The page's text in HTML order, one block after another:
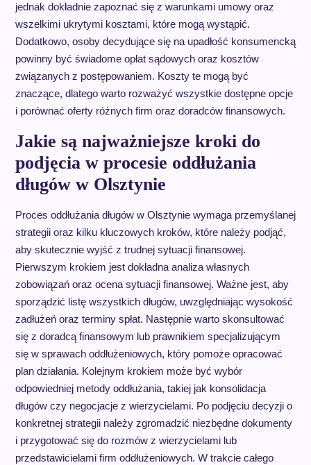
jednak dokładnie zapoznać się z warunkami umowy oraz
wszelkimi ukrytymi kosztami, które mogą wystąpić.
Dodatkowo, osoby decydujące się na upadłość konsumencką
powinny być świadome opłat sądowych oraz kosztów
związanych z postępowaniem. Koszty te mogą być
znaczące, dlatego warto rozważyć wszystkie dostępne opcje
i porównać oferty różnych firm oraz doradców finansowych.
Jakie są najważniejsze kroki do
podjęcia w procesie oddłużania
długów w Olsztynie
Proces oddłużania długów w Olsztynie wymaga przemyślanej
strategii oraz kilku kluczowych kroków, które należy podjąć,
aby skutecznie wyjść z trudnej sytuacji finansowej.
Pierwszym krokiem jest dokładna analiza własnych
zobowiązań oraz ocena sytuacji finansowej. Ważne jest, aby
sporządzić listę wszystkich długów, uwzględniając wysokość
zadłużeń oraz terminy spłat. Następnie warto skonsultować
się z doradcą finansowym lub prawnikiem specjalizującym
się w sprawach oddłużeniowych, który pomoże opracować
plan działania. Kolejnym krokiem może być wybór
odpowiedniej metody oddłużania, takiej jak konsolidacja
długów czy negocjacje z wierzycielami. Po podjęciu decyzji o
konkretnej strategii należy zgromadzić niezbędne dokumenty
i przygotować się do rozmów z wierzycielami lub
przedstawicielami firm oddłużeniowych. W trakcie całego